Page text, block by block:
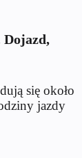
Dojazd,
się około
jazdy